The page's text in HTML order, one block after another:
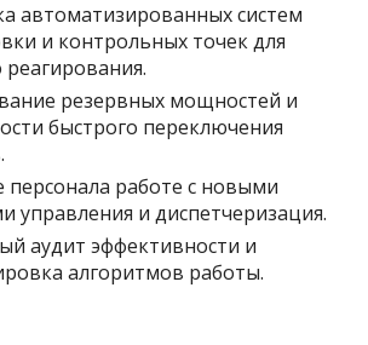
автоматизированных систем
и контрольных точек для
реагирования.
резервных мощностей и
быстрого переключения
персонала работе с новыми
управления и диспетчеризация.
аудит эффективности и
алгоритмов работы.